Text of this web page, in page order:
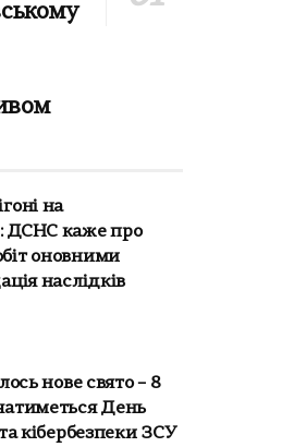
на
ДСНС каже про
оновними
наслідків
нове свято – 8
День
кібербезпеки ЗСУ